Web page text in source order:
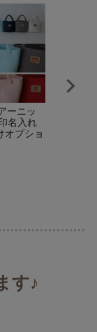
ーニッ
名入れ
オプショ
す♪